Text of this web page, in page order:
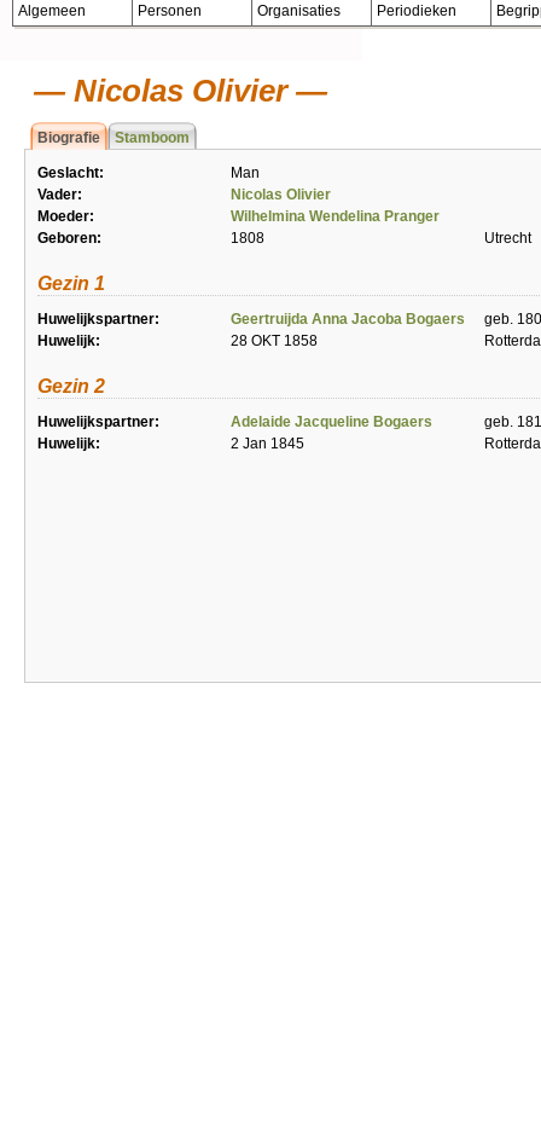
Algemeen Personen Organisaties Periodieken
Nicolas Olivier
Biografie Stamboom
Geslacht:
Man
Vader:
Nicolas Olivier
Moeder:
Wilhelmina Wendelina Pranger
Geboren:
1808 Utrecht
Gezin 1
Huwelijkspartner: Geertruijda Anna Jacoba Bogaers
geb.
Huwelijk:
28 OKT 1858
Gezin 2
Huwelijkspartner: Adelaide Jacqueline Bogaers
geb.
Huwelijk:
2 Jan 1845